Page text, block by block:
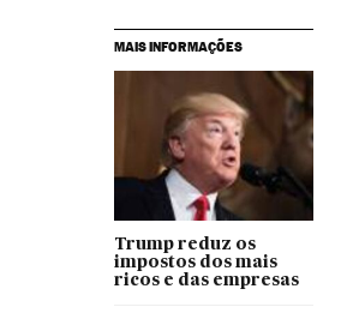
MAIS INFORMAÇÕES
Trump reduz os
impostos dos mais
ricos e das empresas